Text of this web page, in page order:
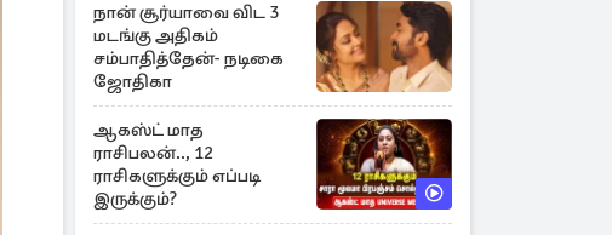
நான் சூர்யாவை விட 3
மடங்கு அதிகம்
சம்பாதித்தேன்- நடிகை
ஜோதிகா
ஆகஸ்ட் மாத
ராசிபலன்.., 12
ராசிகளுக்கும் எப்படி
இருக்கும்?